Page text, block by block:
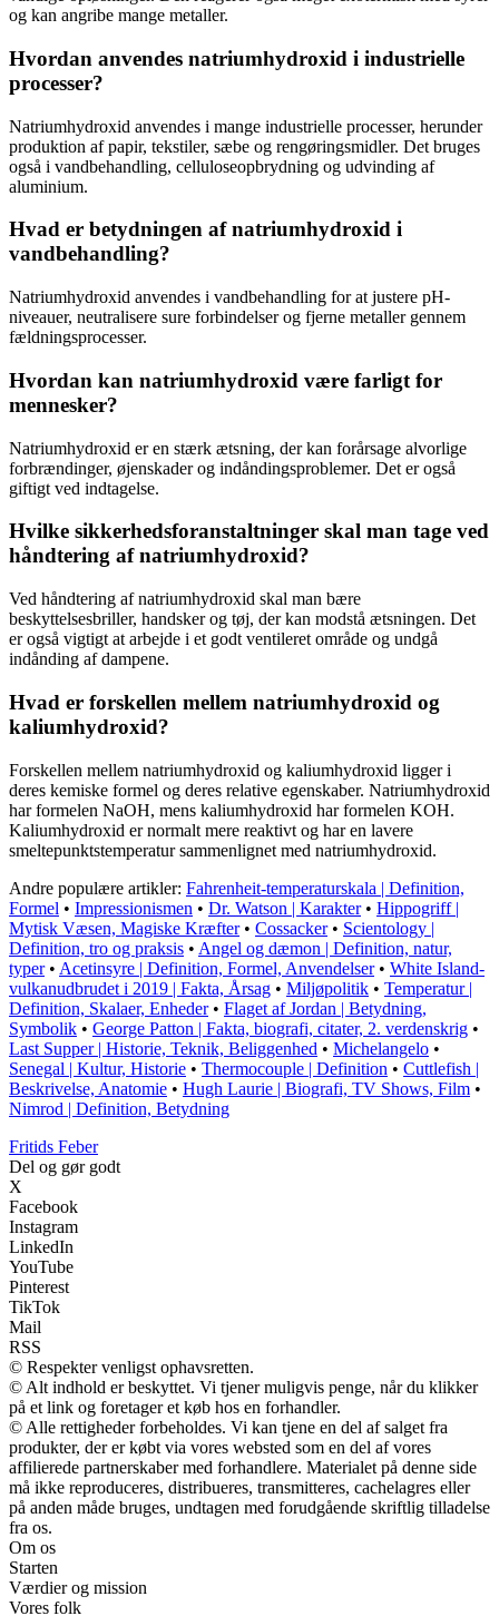
og kan angribe mange metaller.
Hvordan anvendes natriumhydroxid i industrielle
processer?
Natriumhydroxid anvendes i mange industrielle processer, herunder
produktion af papir, tekstiler, sæbe og rengøringsmidler. Det bruges
også i vandbehandling, celluloseopbrydning og udvinding af
aluminium.
Hvad er betydningen af ​​natriumhydroxid i
vandbehandling?
Natriumhydroxid anvendes i vandbehandling for at justere pH-
niveauer, neutralisere sure forbindelser og fjerne metaller gennem
fældningsprocesser.
Hvordan kan natriumhydroxid være farligt for
mennesker?
Natriumhydroxid er en stærk ætsning, der kan forårsage alvorlige
forbrændinger, øjenskader og indåndingsproblemer. Det er også
giftigt ved indtagelse.
Hvilke sikkerhedsforanstaltninger skal man tage ved
håndtering af natriumhydroxid?
Ved håndtering af natriumhydroxid skal man bære
beskyttelsesbriller, handsker og tøj, der kan modstå ætsningen. Det
er også vigtigt at arbejde i et godt ventileret område og undgå
indånding af dampene.
Hvad er forskellen mellem natriumhydroxid og
kaliumhydroxid?
Forskellen mellem natriumhydroxid og kaliumhydroxid ligger i
deres kemiske formel og deres relative egenskaber. Natriumhydroxid
har formelen NaOH, mens kaliumhydroxid har formelen KOH.
Kaliumhydroxid er normalt mere reaktivt og har en lavere
smeltepunktstemperatur sammenlignet med natriumhydroxid.
Andre populære artikler: Fahrenheit-temperaturskala | Definition,
Formel • Impressionismen • Dr. Watson | Karakter• Hippogriff |
Mytisk Væsen, Magiske Kræfter• Cossacker• Scientology |
Definition, tro og praksis • Angel og dæmon | Definition, natur,
typer• Acetinsyre | Definition, Formel, Anvendelser• White Island-
vulkanudbrudet i 2019 | Fakta, Årsag • Miljøpolitik • Temperatur |
Definition, Skalaer, Enheder• Flaget af Jordan | Betydning,
Symbolik • George Patton | Fakta, biografi, citater, 2. verdenskrig •
Last Supper | Historie, Teknik, Beliggenhed • Michelangelo •
Senegal | Kultur, Historie • Thermocouple | Definition • Cuttlefish |
Beskrivelse, Anatomie • Hugh Laurie | Biografi, TV Shows, Film •
Nimrod | Definition, Betydning
Fritids Feber
Del og gør godt
X
Facebook
Instagram
LinkedIn
YouTube
Pinterest
TikTok
Mail
RSS
© Respekter venligst ophavsretten.
© Alt indhold er beskyttet. Vi tjener muligvis penge, når du klikker
på et link og foretager et køb hos en forhandler.
© Alle rettigheder forbeholdes. Vi kan tjene en del af salget fra
produkter, der er købt via vores websted som en del af vores
affilierede partnerskaber med forhandlere. Materialet på denne side
må ikke reproduceres, distribueres, transmitteres, cachelagres eller
på anden måde bruges, undtagen med forudgående skriftlig tilladelse
fra os.
Om os
Starten
Værdier og mission
Vores folk